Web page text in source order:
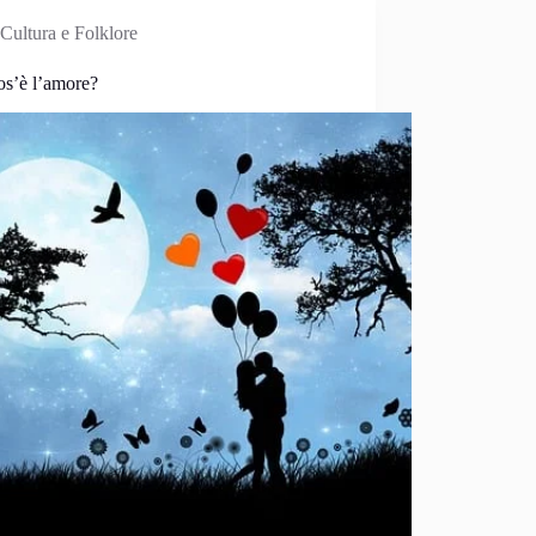
Cultura e Folklore
l’amore?